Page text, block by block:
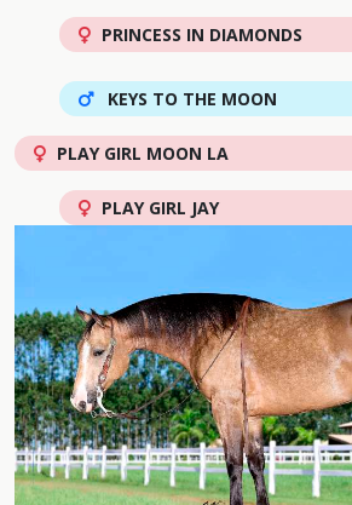
PRINCESS IN DIAMONDS
KEYS TO THE MOON
PLAY GIRL MOON LA
PLAY GIRL JAY